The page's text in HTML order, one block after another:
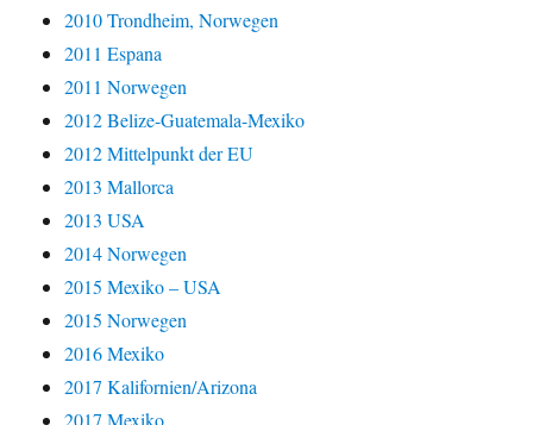
2010 Trondheim, Norwegen
2011 Espana
2011 Norwegen
2012 Belize-Guatemala-Mexiko
2012 Mittelpunkt der EU
2013 Mallorca
2013 USA
2014 Norwegen
2015 Mexiko – USA
2015 Norwegen
2016 Mexiko
2017 Kalifornien/Arizona
2017 Mexiko